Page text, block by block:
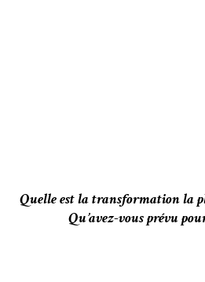
Quelle est la transformation la
Qu’avez-vous prévu